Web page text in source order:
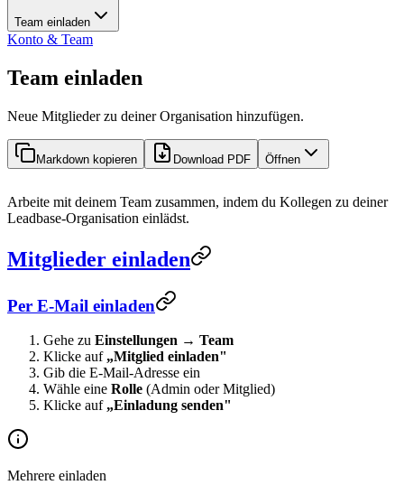
Team einladen
Konto & Team
Team einladen
Neue Mitglieder zu deiner Organisation hinzufügen.
Markdown kopieren Download PDF Öffnen
Arbeite mit deinem Team zusammen, indem du Kollegen zu deiner
Leadbase-Organisation einlädst.
Mitglieder einladen
Per E-Mail einladen
Gehe zu Einstellungen → Team
Klicke auf „Mitglied einladen"
Gib die E-Mail-Adresse ein
Wähle eine Rolle (Admin oder Mitglied)
Klicke auf „Einladung senden"
Mehrere einladen